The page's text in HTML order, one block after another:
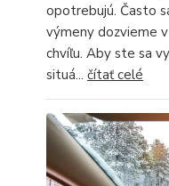
opotrebujú. Často
výmeny dozvieme
chvíľu. Aby ste sa
situá... čítať celé